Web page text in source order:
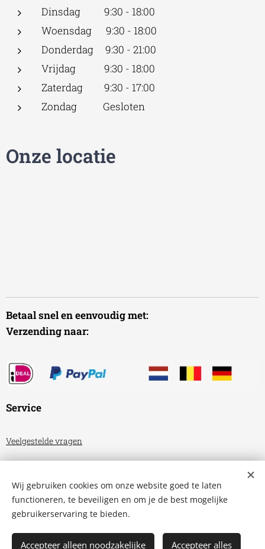
Dinsdag 9:30 - 18:00
Woensdag 9:30 - 18:00
Donderdag 9:30 - 21:00
Vrijdag 9:30 - 18:00
Zaterdag 9:30 - 17:00
Zondag Gesloten
Onze locatie
Betaal snel en eenvoudig met:
Verzending naar:
Service
Veelgestelde vragen
Privacyverklaring
Aquariumhuis Friesland Cookies
Wij gebruiken cookies om onze website goed te laten
functioneren, te beveiligen en om je de best mogelijke
gebruikerservaring te bieden.
Accepteer alleen noodzakelijke Accepteer alles